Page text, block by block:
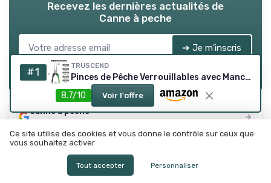
#1 TRUSCEND
Pinces de Pêche Verrouillables avec Manche Ergonomique Innovant, Outil de Peche Résistant à l'eau salée revêtu de téflon, équipement de pêche Multifonction avec coupeur Mo-V, Cadeau de pêche E1-aluminium Vert
8.7/10
Voir l'offre
Recevez les dernières actualités de
Canne à peche
➔ Je m'inscris
*En remplissant ce formulaire, j’accepte d’être contacté(e) à
des fins commerciales par Canne à peche et ses partenaires.
Canne à peche
Les plus lus
Ce site utilise des cookies et vous donne le contrôle sur ceux que
vous souhaitez activer
Tout accepter Personnaliser